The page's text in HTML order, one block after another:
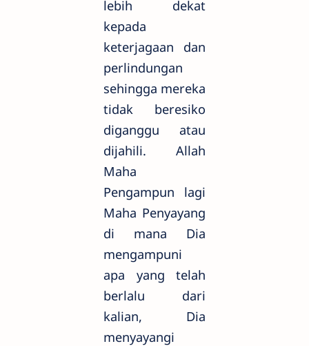
lebih dekat
kepada
keterjagaan dan
perlindungan
sehingga mereka
tidak beresiko
diganggu atau
dijahili. Allah
Maha
Pengampun lagi
Maha Penyayang
di mana Dia
mengampuni
apa yang telah
berlalu dari
kalian, Dia
menyayangi